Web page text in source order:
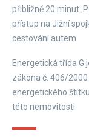
přibližně 20 minut.
přístup na Jižní
cestování autem.
Energetická třída G
zákona č. 406/
energetického
této nemovitosti.